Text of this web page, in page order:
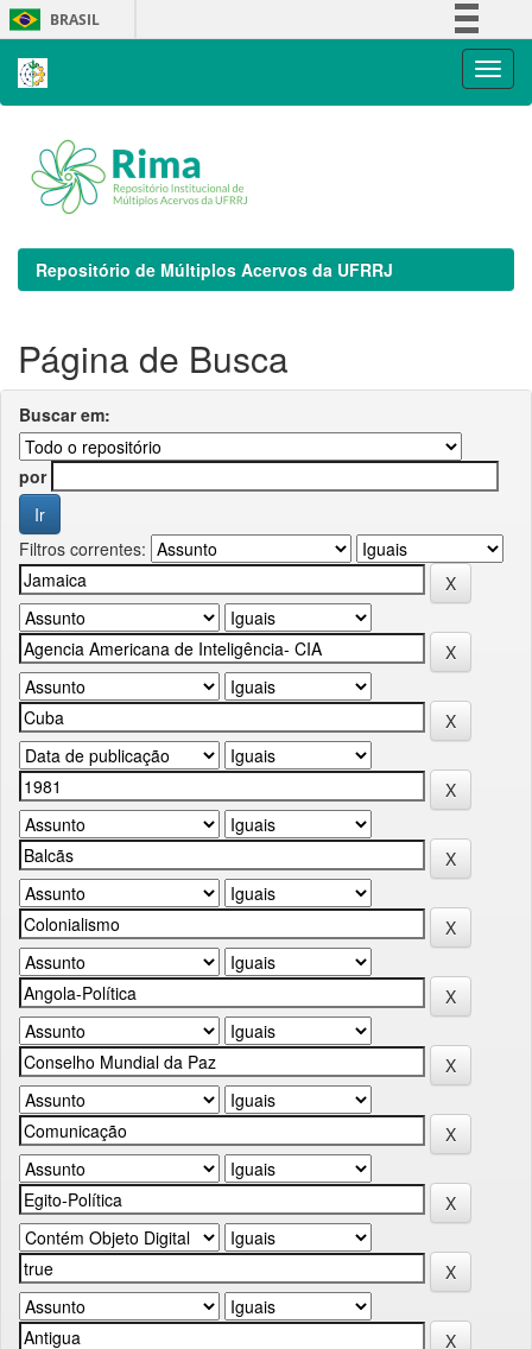
Skip
navigation
BRASIL
Repositório de Múltiplos Acervos da UFRRJ
Página de Busca
Buscar em:
por
Filtros correntes: